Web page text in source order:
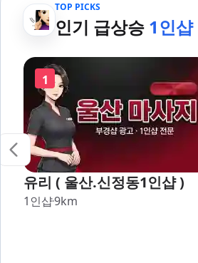
초량,사직,온천,미남,만덕,괴
정,학장,금사,서동,반여,반송,
명륜,남천,대연,문현,부전,
금,가야,주례,괘법,학장,강서,
신호,서구,암남 아로마마사지
타이마사지 출장마사지 홈케
어 홈타이
TOP PICKS
인기 급상승 1인샵
1
유리 ( 울산.신정동1인샵 )
1인샵9km